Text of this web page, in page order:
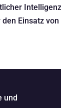
Einsatz von
und